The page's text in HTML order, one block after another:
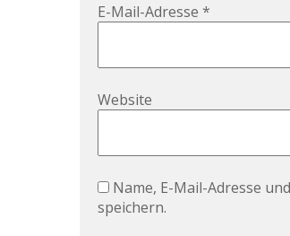
E-Mail-Adresse *
Website
Name, E-Mail-Adresse
speichern.